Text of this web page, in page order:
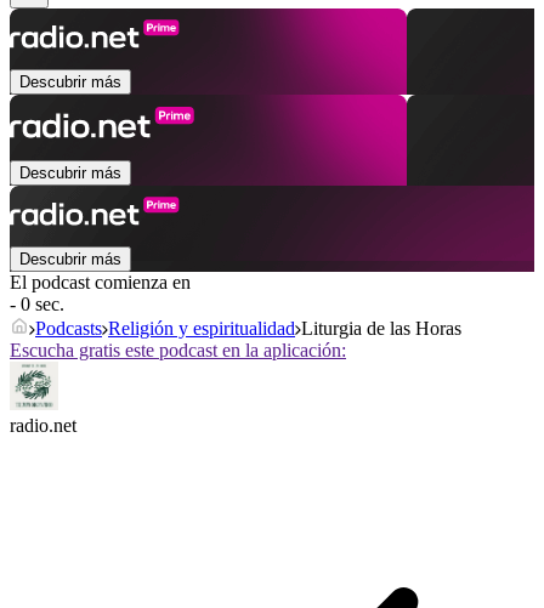
Descubrir más
Descubrir más
Descubrir más
El podcast comienza en
- 0 sec.
Podcasts Religión y espiritualidad Liturgia de las Horas
Escucha gratis este podcast en la aplicación:
radio.net